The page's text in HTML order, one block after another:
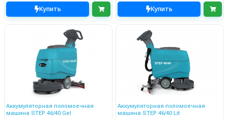
Купить Купить
Аккумуляторная поломоечная
машина STEP 46/40 Gel
Аккумуляторная поломоечная
машина STEP 46/40 Lit